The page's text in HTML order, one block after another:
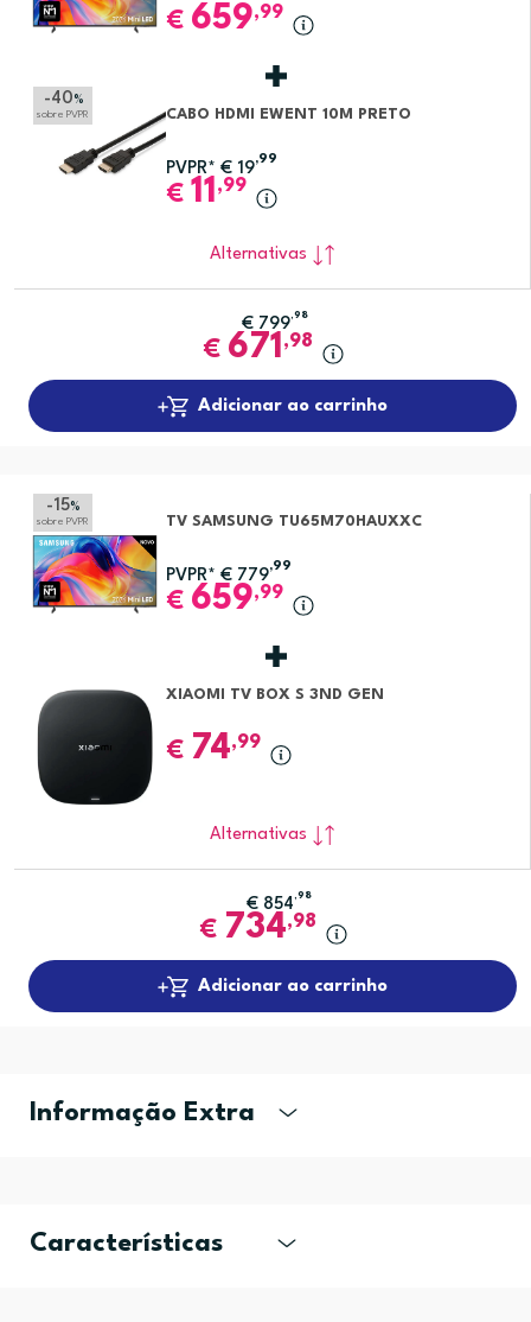
€ 659,99
-40 %
sobre PVPR CABO HDMI EWENT 10M PRETO
PVPR* € 19
,99
€ 11,99
Alternativas
€ 799,98
€ 671,98
Adicionar ao carrinho
-15%
sobre PVPR TV SAMSUNG TU65M70HAUXXC
PVPR* € 779
,99
€ 659,99
XIAOMI TV BOX S 3ND GEN
€ 74,99
Alternativas
€ 854,98
€ 734,98
Adicionar ao carrinho
Informação Extra
Características